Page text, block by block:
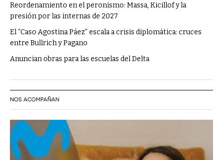
Reordenamiento en el peronismo: Massa, Kicillof y la
presión por las internas de 2027
El “Caso Agostina Páez” escala a crisis diplomática: cruces
entre Bullrich y Pagano
Anuncian obras para las escuelas del Delta
NOS ACOMPAÑAN